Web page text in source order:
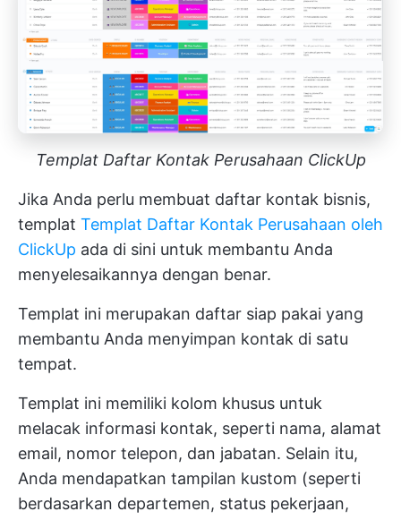
Templat Daftar Kontak Perusahaan ClickUp
Jika Anda perlu membuat daftar kontak bisnis,
templat Templat Daftar Kontak Perusahaan oleh
ClickUp ada di sini untuk membantu Anda
menyelesaikannya dengan benar.
Templat ini merupakan daftar siap pakai yang
membantu Anda menyimpan kontak di satu
tempat.
Templat ini memiliki kolom khusus untuk
melacak informasi kontak, seperti nama, alamat
email, nomor telepon, dan jabatan. Selain itu,
Anda mendapatkan tampilan kustom (seperti
berdasarkan departemen, status pekerjaan,